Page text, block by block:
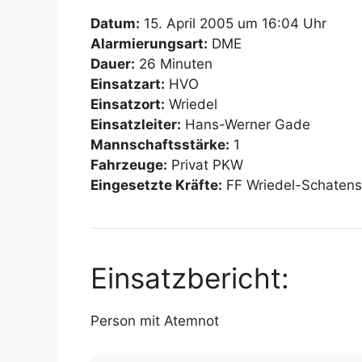
Datum: 15. April 2005 um 16:04 Uhr
Alarmierungsart: DME
Dauer: 26 Minuten
Einsatzart: HVO
Einsatzort: Wriedel
Einsatzleiter: Hans-Werner Gade
Mannschaftsstärke: 1
Fahrzeuge: Privat PKW
Eingesetzte Kräfte: FF Wriedel-
Einsatzbericht:
Person mit Atemnot